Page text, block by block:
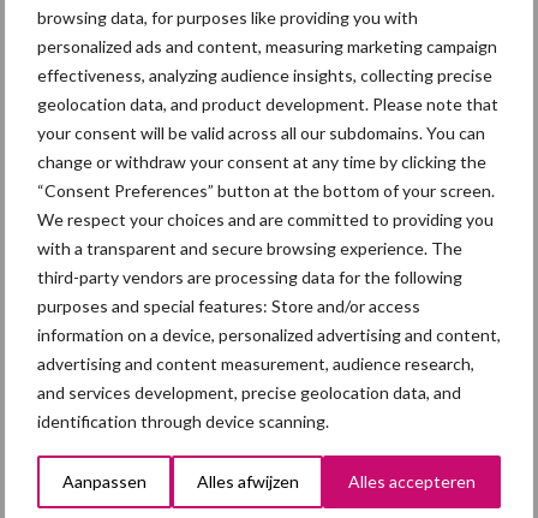
browsing data, for purposes like providing you with
personalized ads and content, measuring marketing campaign
effectiveness, analyzing audience insights, collecting precise
geolocation data, and product development. Please note that
your consent will be valid across all our subdomains. You can
change or withdraw your consent at any time by clicking the
“Consent Preferences” button at the bottom of your screen.
We respect your choices and are committed to providing you
with a transparent and secure browsing experience. The
third-party vendors are processing data for the following
purposes and special features: Store and/or access
information on a device, personalized advertising and content,
advertising and content measurement, audience research,
and services development, precise geolocation data, and
identification through device scanning.
Aanpassen Alles afwijzen Alles accepteren
Voor de Belgische melkveehouders komt het akkoord neer op
een extra toeslag van € 46 miljoen (€ 27,6 miljoen voor Vlaamse
melkveehouders) voor een periode van 6 maanden en voor de
varkenshouders betekent dit € 30 miljoen (€ 29,1 miljoen voor de
Vlaamse varkenshouders). Dit komt voor Vlaanderen neer op een
extra bedrag van € 56,7 miljoen in 2015. Door dit mee in rekening
te brengen, buigt het verwachte inkomensverlies van 1 procent
om in een inkomensstijging van 6,4 procent. Daarmee mildert het
akkoord van het Ketenoverleg, zij het in beperkte mate, de
gevolgen van de slechte prijsvorming die al 2 jaar zwaar
doorwegen op het inkomen van de Vlaamse land- en tuinbouw.
Themapagina's
Maak uw keuze: